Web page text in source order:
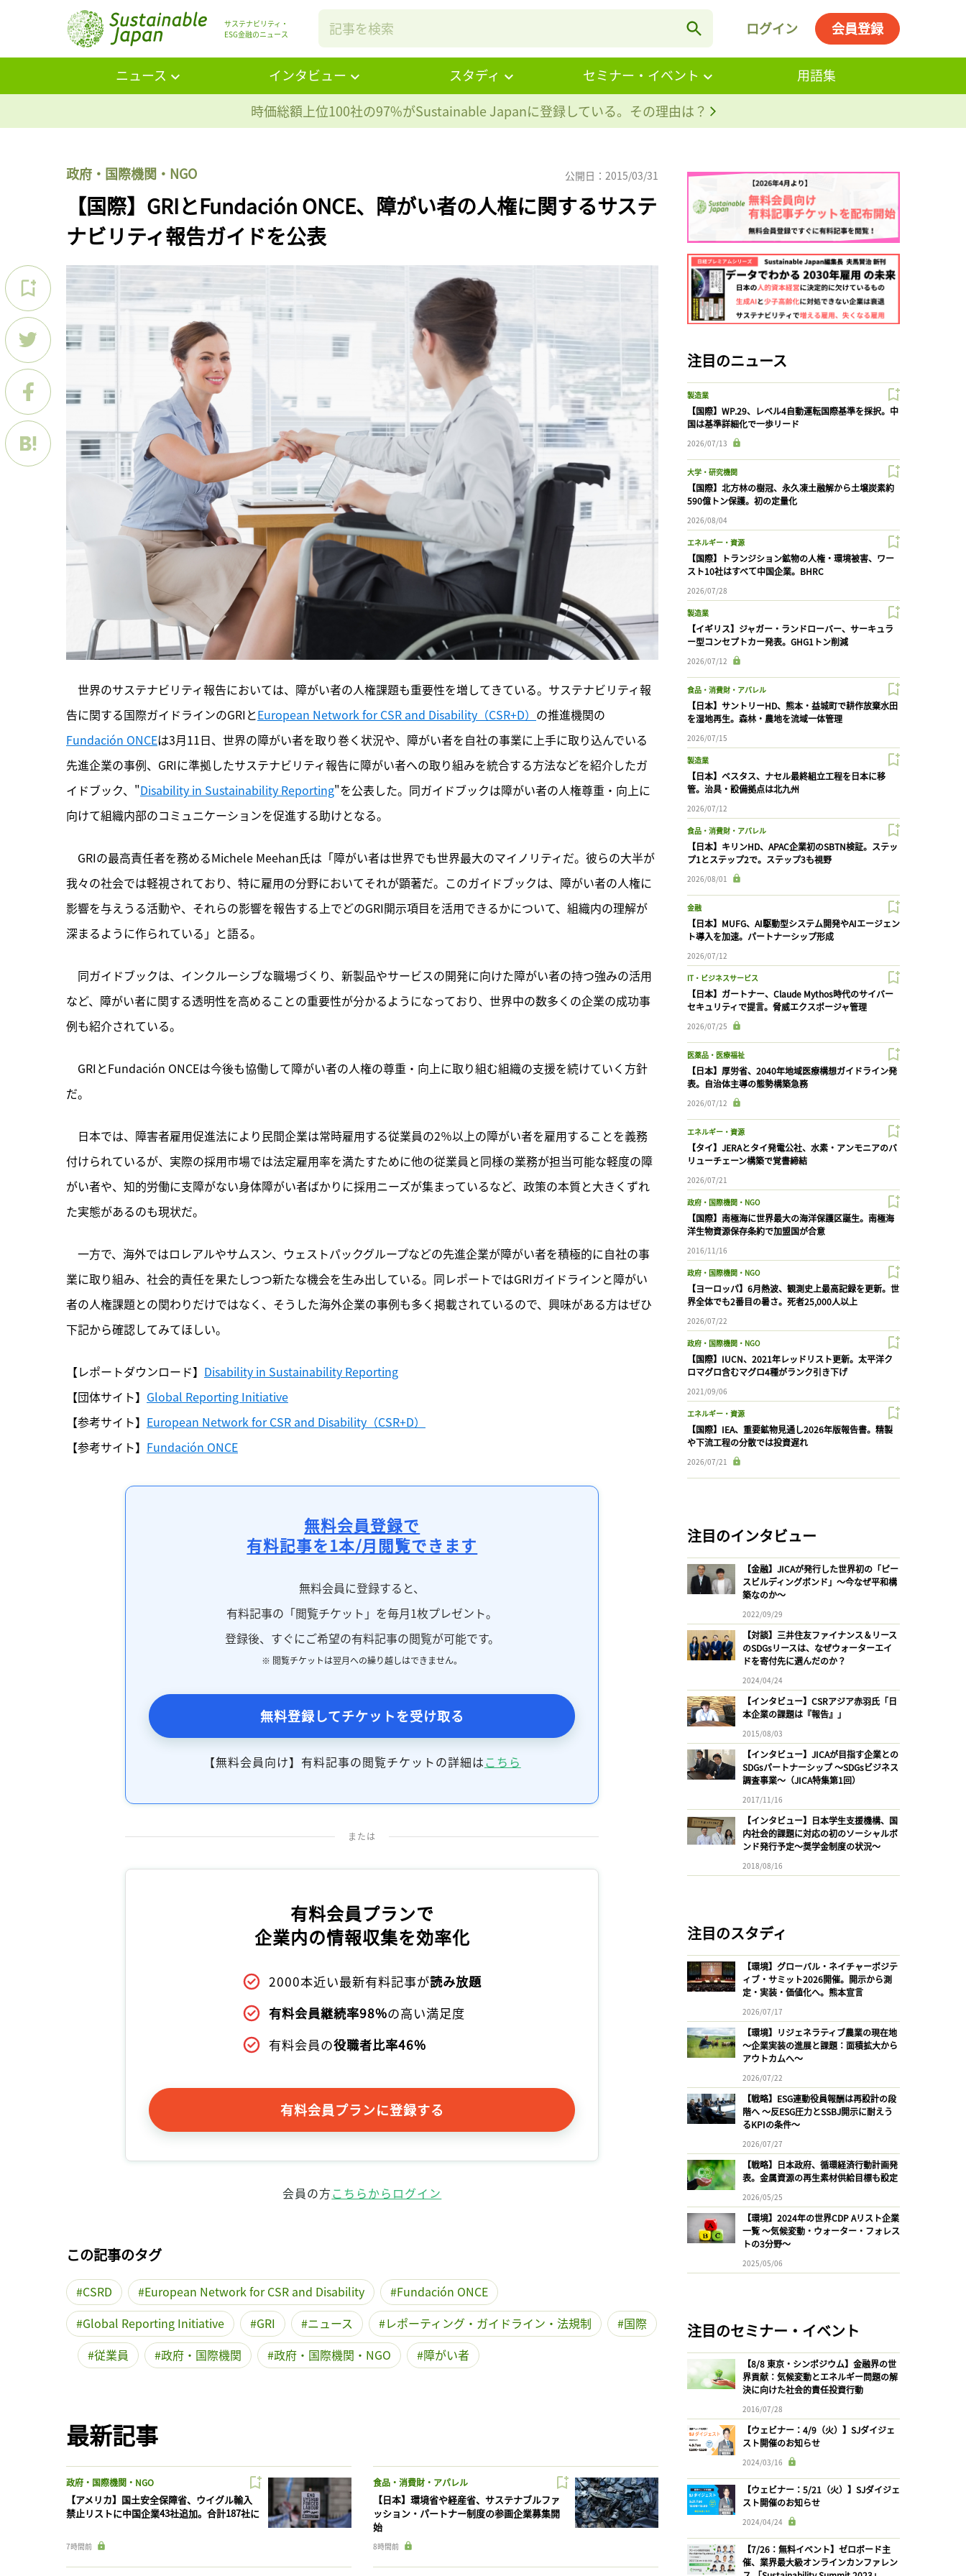
サステナビリティ・
ESG金融のニュース
ログイン 会員登録
ニュース インタビュー スタディ セミナー・イベント
用語集
時価総額上位100社の97%がSustainable Japanに登録している。その理由は？
政府・国際機関・NGO 公開日：2015/03/31
【国際】GRIとFundación ONCE、障がい者の人権に関するサステ
ナビリティ報告ガイドを公表
世界のサステナビリティ報告においては、障がい者の人権課題も重要性を増してきている。サステナビリティ報
告に関する国際ガイドラインのGRIとEuropean Network for CSR and Disability（CSR+D） の推進機関の
Fundación ONCEは3月11日、世界の障がい者を取り巻く状況や、障がい者を自社の事業に上手に取り込んでいる
先進企業の事例、GRIに準拠したサステナビリティ報告に障がい者への取り組みを統合する方法などを紹介したガ
イドブック、"Disability in Sustainability Reporting"を公表した。同ガイドブックは障がい者の人権尊重・向上に
向けて組織内部のコミュニケーションを促進する助けとなる。
GRIの最高責任者を務めるMichele Meehan氏は「障がい者は世界でも世界最大のマイノリティだ。彼らの大半が
我々の社会では軽視されており、特に雇用の分野においてそれが顕著だ。このガイドブックは、障がい者の人権に
影響を与えうる活動や、それらの影響を報告する上でどのGRI開示項目を活用できるかについて、組織内の理解が
深まるように作られている」と語る。
同ガイドブックは、インクルーシブな職場づくり、新製品やサービスの開発に向けた障がい者の持つ強みの活用
など、障がい者に関する透明性を高めることの重要性が分かるようになっており、世界中の数多くの企業の成功事
例も紹介されている。
GRIとFundación ONCEは今後も協働して障がい者の人権の尊重・向上に取り組む組織の支援を続けていく方針
だ。
日本では、障害者雇用促進法により民間企業は常時雇用する従業員の2％以上の障がい者を雇用することを義務
付けられているが、実際の採用市場では法定雇用率を満たすために他の従業員と同様の業務が担当可能な軽度の障
がい者や、知的労働に支障がない身体障がい者ばかりに採用ニーズが集まっているなど、政策の本質と大きくずれ
た実態があるのも現状だ。
一方で、海外ではロレアルやサムスン、ウェストパックグループなどの先進企業が障がい者を積極的に自社の事
業に取り組み、社会的責任を果たしつつ新たな機会を生み出している。同レポートではGRIガイドラインと障がい
者の人権課題との関わりだけではなく、そうした海外企業の事例も多く掲載されているので、興味がある方はぜひ
下記から確認してみてほしい。
【レポートダウンロード】 Disability in Sustainability Reporting
【団体サイト】 Global Reporting Initiative
【参考サイト】 European Network for CSR and Disability（CSR+D）
【参考サイト】 Fundación ONCE
無料会員登録で
有料記事を1本/月閲覧できます
無料会員に登録すると、
有料記事の「閲覧チケット」を毎月1枚プレゼント。
登録後、すぐにご希望の有料記事の閲覧が可能です。
※ 閲覧チケットは翌月への繰り越しはできません。
無料登録してチケットを受け取る
【無料会員向け】有料記事の閲覧チケットの詳細はこちら
または
有料会員プランで
企業内の情報収集を効率化
2000本近い最新有料記事が読み放題
有料会員継続率98%の高い満足度
有料会員の役職者比率46%
有料会員プランに登録する
会員の方こちらからログイン
この記事のタグ
CSRD European Network for CSR and Disability
Fundación ONCE
Global Reporting Initiative
GRI ニュース レポーティング・ガイドライン・法規制
国際
従業員
政府・国際機関 政府・国際機関・NGO 障がい者
最新記事
政府・国際機関・NGO
【アメリカ】国土安全保障省、ウイグル輸入
禁止リストに中国企業43社追加。合計187社に
7時間前
食品・消費財・アパレル
【日本】環境省や経産省、サステナブルファ
ッション・パートナー制度の参画企業募集開
始
8時間前
注目のニュース
製造業
【国際】WP.29、レベル4自動運転国際基準を採択。中
国は基準詳細化で一歩リード
2026/07/13
大学・研究機関
【国際】北方林の樹冠、永久凍土融解から土壌炭素約
590億トン保護。初の定量化
2026/08/04
エネルギー・資源
【国際】トランジション鉱物の人権・環境被害、ワー
スト10社はすべて中国企業。BHRC
2026/07/28
製造業
【イギリス】ジャガー・ランドローバー、サーキュラ
ー型コンセプトカー発表。GHG1トン削減
2026/07/12
食品・消費財・アパレル
【日本】サントリーHD、熊本・益城町で耕作放棄水田
を湿地再生。森林・農地を流域一体管理
2026/07/15
製造業
【日本】ベスタス、ナセル最終組立工程を日本に移
管。治具・設備拠点は北九州
2026/07/12
食品・消費財・アパレル
【日本】キリンHD、APAC企業初のSBTN検証。ステッ
プ1とステップ2で。ステップ3も視野
2026/08/01
金融
【日本】MUFG、AI駆動型システム開発やAIエージェン
ト導入を加速。パートナーシップ形成
2026/07/12
IT・ビジネスサービス
【日本】ガートナー、Claude Mythos時代のサイバー
セキュリティで提言。脅威エクスポージャ管理
2026/07/25
医薬品・医療福祉
【日本】厚労省、2040年地域医療構想ガイドライン発
表。自治体主導の態勢構築急務
2026/07/12
エネルギー・資源
【タイ】JERAとタイ発電公社、水素・アンモニアのバ
リューチェーン構築で覚書締結
2026/07/21
政府・国際機関・NGO
【国際】南極海に世界最大の海洋保護区誕生。南極海
洋生物資源保存条約で加盟国が合意
2016/11/16
政府・国際機関・NGO
【ヨーロッパ】6月熱波、観測史上最高記録を更新。世
界全体でも2番目の暑さ。死者25,000人以上
2026/07/22
政府・国際機関・NGO
【国際】IUCN、2021年レッドリスト更新。太平洋ク
ロマグロ含むマグロ4種がランク引き下げ
2021/09/06
エネルギー・資源
【国際】IEA、重要鉱物見通し2026年版報告書。精製
や下流工程の分散では投資遅れ
2026/07/21
注目のインタビュー
【金融】JICAが発行した世界初の「ピー
スビルディングボンド」〜今なぜ平和構
築なのか〜
2022/09/29
【対談】三井住友ファイナンス＆リース
のSDGsリースは、なぜウォーターエイ
ドを寄付先に選んだのか？
2024/04/24
【インタビュー】CSRアジア赤羽氏「日
本企業の課題は『報告』」
2015/08/03
【インタビュー】JICAが目指す企業との
SDGsパートナーシップ 〜SDGsビジネス
調査事業〜（JICA特集第1回）
2017/11/16
【インタビュー】日本学生支援機構、国
内社会的課題に対応の初のソーシャルボ
ンド発行予定〜奨学金制度の状況〜
2018/08/16
注目のスタディ
【環境】グローバル・ネイチャーポジテ
ィブ・サミット2026開催。開示から測
定・実装・価値化へ。熊本宣言
2026/07/17
【環境】リジェネラティブ農業の現在地
〜企業実装の進展と課題：面積拡大から
アウトカムへ〜
2026/07/22
【戦略】ESG連動役員報酬は再設計の段
階へ 〜反ESG圧力とSSBJ開示に耐えう
るKPIの条件〜
2026/07/27
【戦略】日本政府、循環経済行動計画発
表。金属資源の再生素材供給目標も設定
2026/05/25
【環境】2024年の世界CDP Aリスト企業
一覧 〜気候変動・ウォーター・フォレス
トの3分野〜
2025/05/06
注目のセミナー・イベント
【8/8 東京・シンポジウム】金融界の世
界貢献：気候変動とエネルギー問題の解
決に向けた社会的責任投資行動
2016/07/28
【ウェビナー：4/9（火）】SJダイジェ
スト開催のお知らせ
2024/03/16
【ウェビナー：5/21（火）】SJダイジェ
スト開催のお知らせ
2024/04/24
【7/26：無料イベント】ゼロボード主
催、業界最大級オンラインカンファレン
記事をお気に入りに保存するには
ログインが必要です